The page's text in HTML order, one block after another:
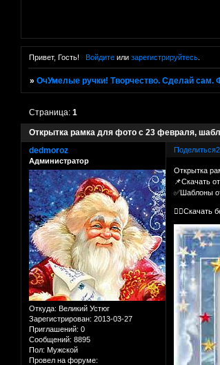
Привет, Гость! Войдитеили зарегистрируйтесь.
»ОчУмелые ручки! Творчество. Сделай сам.
Открытка рамка для фото с 23 февраля,
Страница:1
Поделиться
dedmoroz
Администратор
Откуда: Великий Устюг
Зарегистрирован: 2013-03-27
Приглашений: 0
Сообщений: 8895
Пол: Мужской
Провел на форуме:
Открытка
📌Скачать
✅Шаблоны
👉🏻Скачать